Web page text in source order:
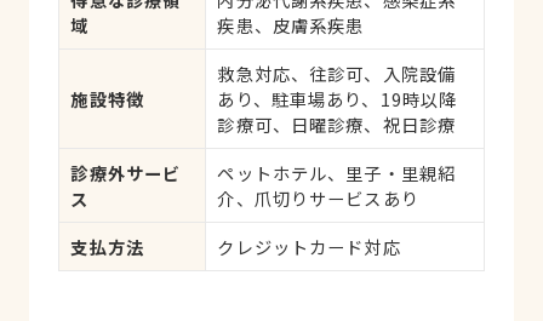
科手術
域
疾患、皮膚系疾患
施設特徴
救急対応、往診可、入院設備
あり、駐車場あり、19時以降
診療可、日曜診療、祝日診療
診療外サービ
ス
ペットホテル、里子・里親紹
介、爪切りサービスあり
支払方法
クレジットカード対応